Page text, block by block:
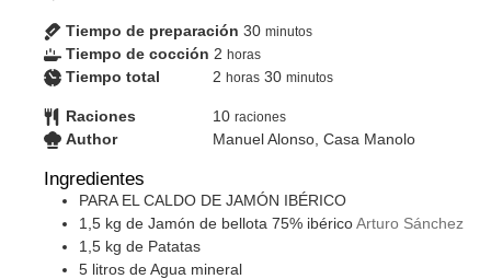
Tiempo de preparación 30 minutos
Tiempo de cocción 2 horas
Tiempo total 2 horas 30 minutos
Raciones 10 raciones
Author Manuel Alonso, Casa Manolo
Ingredientes
PARA EL CALDO DE JAMÓN IBÉRICO
1,5 kg de Jamón de bellota 75% ibéricoArturo Sánchez
1,5 kg de Patatas
5 litros de Agua mineral